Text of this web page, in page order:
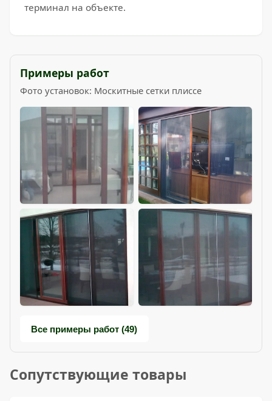
терминал на объекте.
Примеры работ
Фото установок: Москитные сетки плиссе
Все примеры работ (49)
Сопутствующие товары